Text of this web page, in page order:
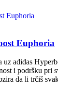
Euphoria
uz adidas
i podršku pri
da li trčiš